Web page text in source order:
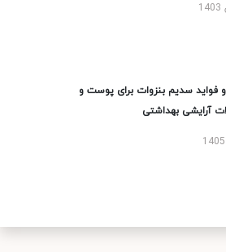
سدیم بنزوات برای پوست و
آرایشی بهداشتی